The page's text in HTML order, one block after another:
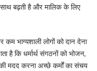
साथ बढ़ती है और मालिक के लिए
कम भाग्यशाली लोगों को दान देना
है कि धर्मार्थ संगठनों को भोजन,
मदद करना अच्छे कर्मों का संचय